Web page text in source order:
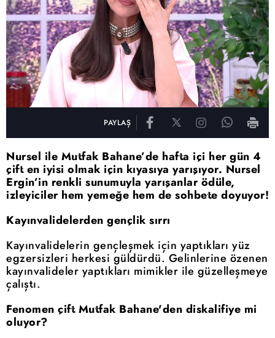
PAYLAŞ
Nursel ile Mutfak Bahane’de hafta içi her gün 4
çift en iyisi olmak için kıyasıya yarışıyor. Nursel
Ergin’in renkli sunumuyla yarışanlar ödüle,
izleyiciler hem yemeğe hem de sohbete doyuyor!
Kayınvalidelerden gençlik sırrı
Kayınvalidelerin gençleşmek için yaptıkları yüz
egzersizleri herkesi güldürdü. Gelinlerine özenen
kayınvalideler yaptıkları mimikler ile güzelleşmeye
çalıştı.
Fenomen çift Mutfak Bahane'den diskalifiye mi
oluyor?